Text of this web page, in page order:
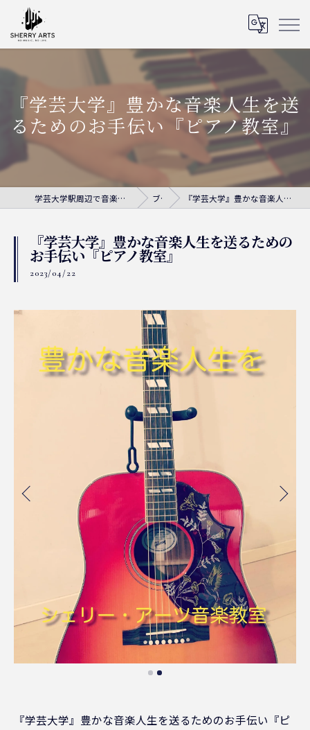
『学芸大学』豊かな音楽人生を送
るためのお手伝い『ピアノ教室』
学芸大学駅周辺で音楽教室ならシェリー・アーツ音楽教室 ブログ 『学芸大学』豊かな音楽人生を送るためのお手伝い『ピアノ教室』
『学芸大学』豊かな音楽人生を送るための
お手伝い『ピアノ教室』
2023/04/22
『学芸大学』豊かな音楽人生を送るためのお手伝い『ピ